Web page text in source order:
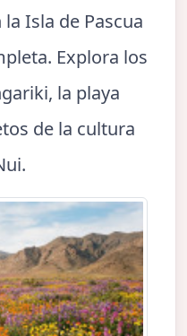
Isla de Pascua
Explora los
la playa
de la cultura